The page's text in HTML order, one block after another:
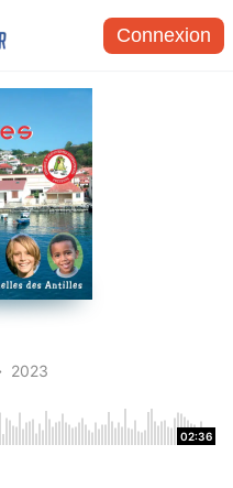
Connexion
2023
02:36